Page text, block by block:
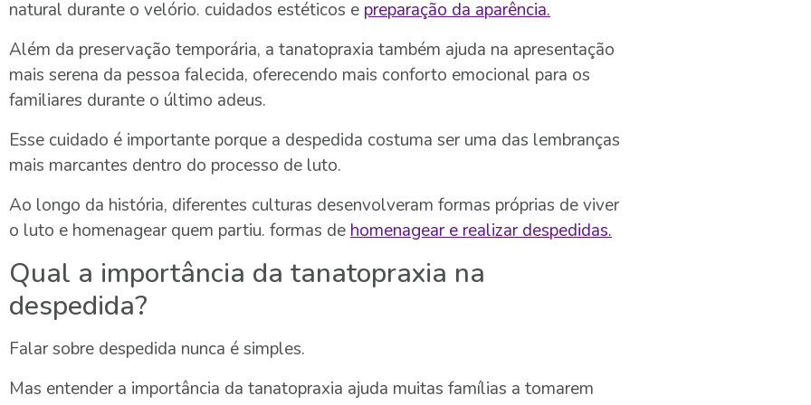
natural durante o velório. cuidados estéticos e preparação da aparência.
Além da preservação temporária, a tanatopraxia também ajuda na apresentação
mais serena da pessoa falecida, oferecendo mais conforto emocional para os
familiares durante o último adeus.
Esse cuidado é importante porque a despedida costuma ser uma das lembranças
mais marcantes dentro do processo de luto.
Ao longo da história, diferentes culturas desenvolveram formas próprias de viver
o luto e homenagear quem partiu. formas de homenagear e realizar despedidas.
Qual a importância da tanatopraxia na
despedida?
Falar sobre despedida nunca é simples.
Mas entender a importância da tanatopraxia ajuda muitas famílias a tomarem